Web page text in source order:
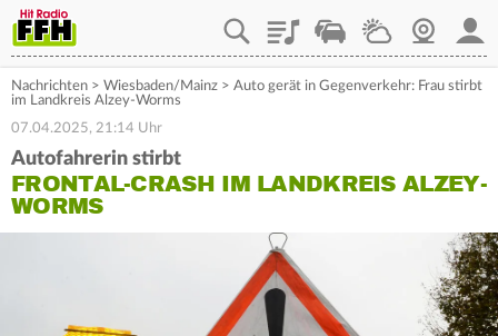
PlaylistStaupilotWetterWebcam
Nachrichten > Wiesbaden/Mainz > Auto gerät in Gegenverkehr: Frau stirbt
im Landkreis Alzey-Worms
07.04.2025, 21:14 Uhr
Autofahrerin stirbt
FRONTAL-CRASH IM LANDKREIS ALZEY-
WORMS